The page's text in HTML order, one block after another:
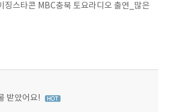
징스타콘 MBC충북 토요라디오 출연_많은
받았어요!